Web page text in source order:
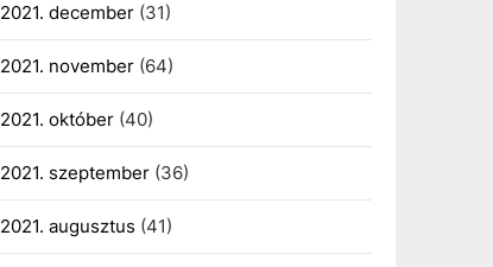
2021. december(31)
2021. november(64)
2021. október(40)
2021. szeptember(36)
2021. augusztus (41)